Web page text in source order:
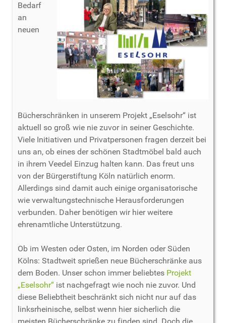
Bedarf
an
neuen
Bücherschränken in unserem Projekt „Eselsohr“ ist
aktuell so groß wie nie zuvor in seiner Geschichte.
Viele Initiativen und Privatpersonen fragen derzeit bei
uns an, ob eines der schönen Stadtmöbel bald auch
in ihrem Veedel Einzug halten kann. Das freut uns
von der Bürgerstiftung Köln natürlich enorm.
Allerdings sind damit auch einige organisatorische
wie verwaltungstechnische Herausforderungen
verbunden. Daher benötigen wir hier weitere
ehrenamtliche Unterstützung.
Ob im Westen oder Osten, im Norden oder Süden
Kölns: Stadtweit sprießen neue Bücherschränke aus
dem Boden. Unser schon immer beliebtes Projekt
„Eselsohr“ ist nachgefragt wie noch nie zuvor. Und
diese Beliebtheit beschränkt sich nicht nur auf das
linksrheinische, selbst wenn hier sicherlich die